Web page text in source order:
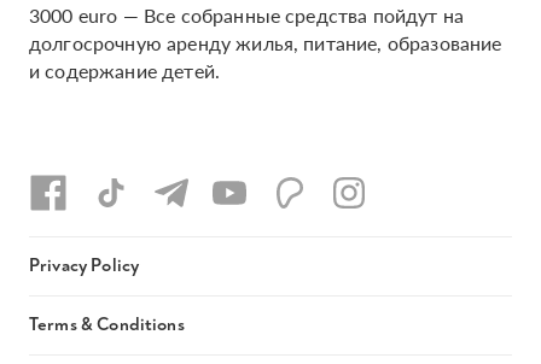
3000 euro — Все собранные средства пойдут на
долгосрочную аренду жилья, питание, образование
и содержание детей.
Privacy Policy
Terms & Conditions